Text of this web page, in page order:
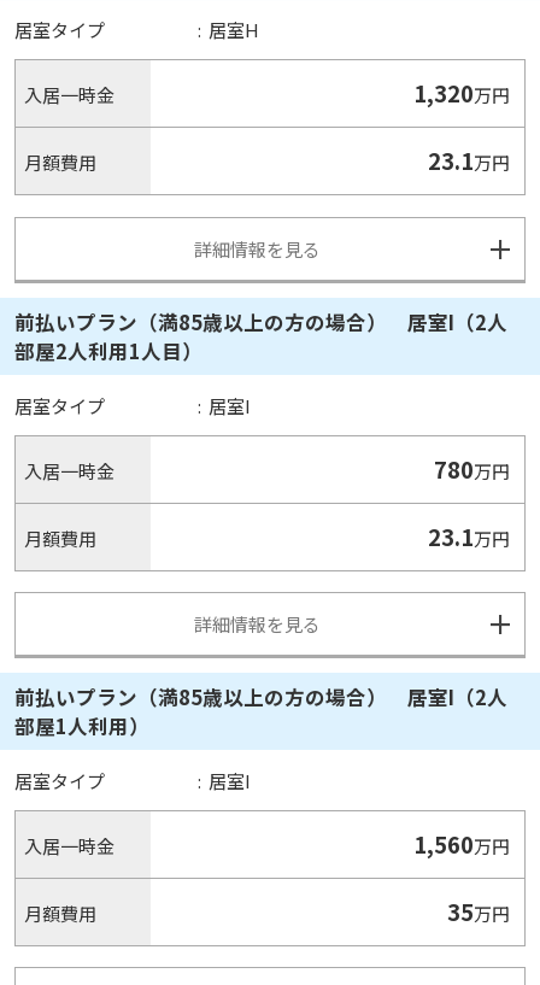
居室タイプ : 居室H
入居一時金 1,320万円
月額費用 23.1万円
詳細情報を見る
前払いプラン（満85歳以上の方の場合） 居室I（2人
部屋2人利用1人目）
居室タイプ : 居室I
入居一時金 780万円
月額費用 23.1万円
詳細情報を見る
前払いプラン（満85歳以上の方の場合） 居室I（2人
部屋1人利用）
居室タイプ : 居室I
入居一時金 1,560万円
月額費用 35万円